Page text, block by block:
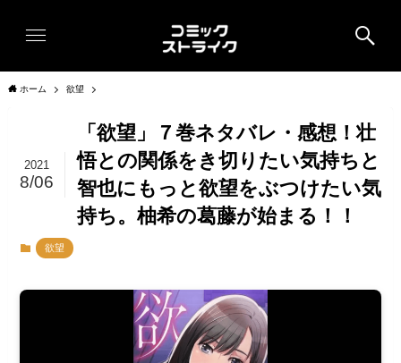
ホーム 欲望
「欲望」７巻ネタバレ・感想！壮
悟との関係をき切りたい気持ちと
智也にもっと欲望をぶつけたい気
持ち。柚希の葛藤が始まる！！
2021
8/06
欲望